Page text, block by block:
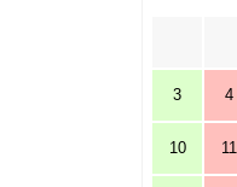
3 4
10 11